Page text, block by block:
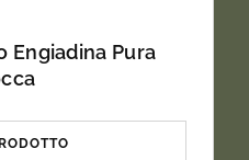
Engiadina Pura